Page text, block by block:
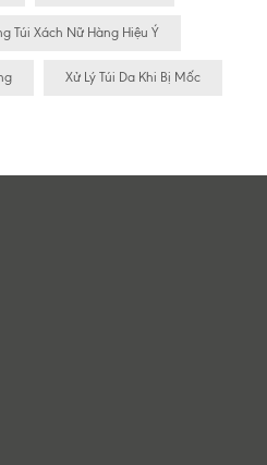
Túi Xách Nữ Hàng Hiệu Ý
Xử Lý Túi Da Khi Bị Mốc